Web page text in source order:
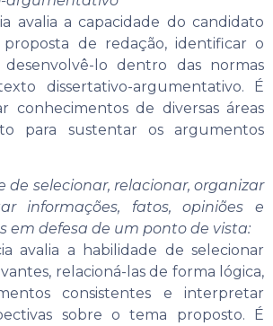
avalia a capacidade do candidato
de redação, identificar o
lo dentro das normas
dissertativo-argumentativo. É
conhecimentos de diversas áreas
para sustentar os argumentos
de selecionar, relacionar, organizar
informações, fatos, opiniões e
em defesa de um ponto de vista:
avalia a habilidade de selecionar
relacioná-las de forma lógica,
consistentes e interpretar
sobre o tema proposto. É